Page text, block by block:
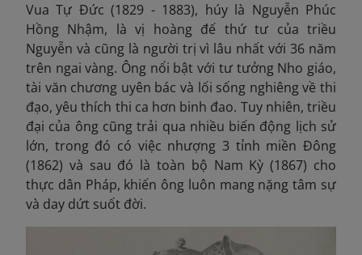
Vua Tự Đức (1829 - 1883), húy là Nguyễn Phúc
Hồng Nhậm, là vị hoàng đế thứ tư của triều
Nguyễn và cũng là người trị vì lâu nhất với 36 năm
trên ngai vàng. Ông nổi bật với tư tưởng Nho giáo,
tài văn chương uyên bác và lối sống nghiêng về thi
đạo, yêu thích thi ca hơn binh đao. Tuy nhiên, triều
đại của ông cũng trải qua nhiều biến động lịch sử
lớn, trong đó có việc nhượng 3 tỉnh miền Đông
(1862) và sau đó là toàn bộ Nam Kỳ (1867) cho
thực dân Pháp, khiến ông luôn mang nặng tâm sự
và day dứt suốt đời.